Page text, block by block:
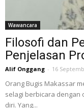
Wawancara
Filosofi dan
Penjelasan
Alif Onggang - 16
Orang Bugis Makassar
selagi berbicara dengan
diri. Yang...